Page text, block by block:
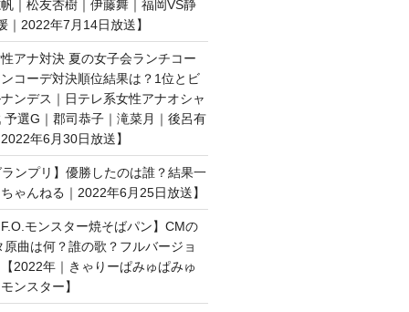
｜松友杏樹｜伊藤舞｜福岡VS静
｜2022年7月14日放送】
アナ対決 夏の女子会ランチコー
コーデ対決順位結果は？1位とビ
ンデス｜日テレ系女性アナオシャ
選G｜郡司恭子｜滝菜月｜後呂有
年6月30日放送】
ンプリ】優勝したのは誰？結果一
ゃんねる｜2022年6月25日放送】
モンスター焼そばパン】CMの
曲は何？誰の歌？フルバージョ
2022年｜きゃりーぱみゅぱみゅ
ンスター】